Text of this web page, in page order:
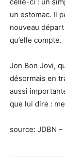
un estomac. Il
nouveau
qu’elle compte.
Jon Bon Jovi,
désormais en
aussi
que lui dire :
source: JDBN